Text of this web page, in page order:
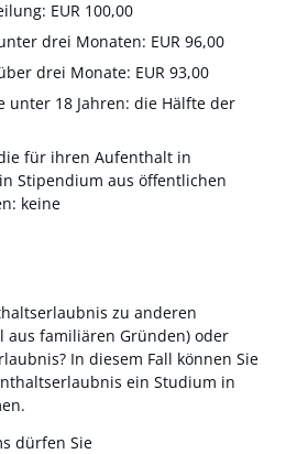
EUR 100,00
drei Monaten: EUR 96,00
drei Monate: EUR 93,00
unter 18 Jahren: die Hälfte der
für ihren Aufenthalt in
Stipendium aus öffentlichen
keine
zu anderen
aus familiären Gründen) oder
In diesem Fall können Sie
ein Studium in
dürfen Sie